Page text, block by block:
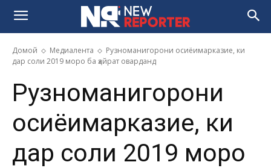
Домой Медиалента
Рузноманигорони осиёимарказие, ки
дар соли 2019 моро ба ҳайрат оварданд
Рузноманигорони
осиёимарказие, ки
дар соли 2019 моро